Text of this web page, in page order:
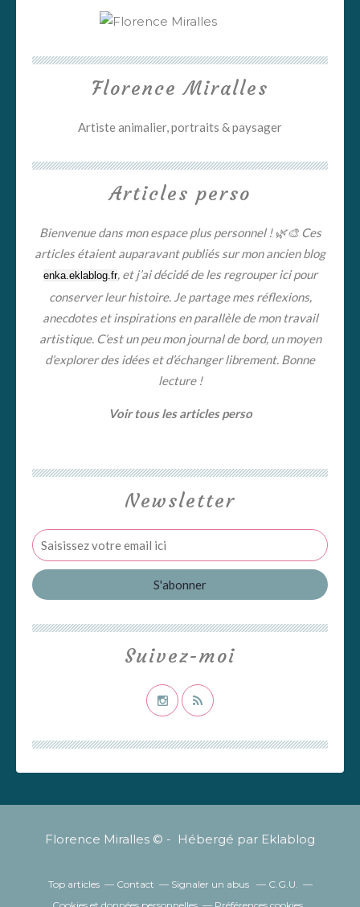
Newsletter
Florence Miralles
Artiste animalier, portraits & paysager
Suivez-moi
Articles perso
Bienvenue dans mon espace plus personnel ! 🌿🎨 Ces
articles étaient auparavant publiés sur mon ancien blog
enka.eklablog.fr, et j’ai décidé de les regrouper ici pour
conserver leur histoire. Je partage mes réflexions,
anecdotes et inspirations en parallèle de mon travail
artistique. C’est un peu mon journal de bord, un moyen
d’explorer des idées et d’échanger librement. Bonne
lecture !
Voir tous les articles perso
Florence Miralles © - Hébergé par Eklablog
Top articles Contact Signaler un abus
C.G.U.